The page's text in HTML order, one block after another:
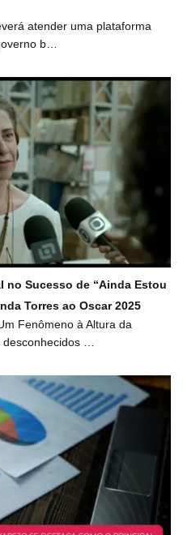
atender uma plataforma
b…
no Sucesso de “Ainda Estou
Torres ao Oscar 2025
Fenômeno à Altura da
desconhecidos …